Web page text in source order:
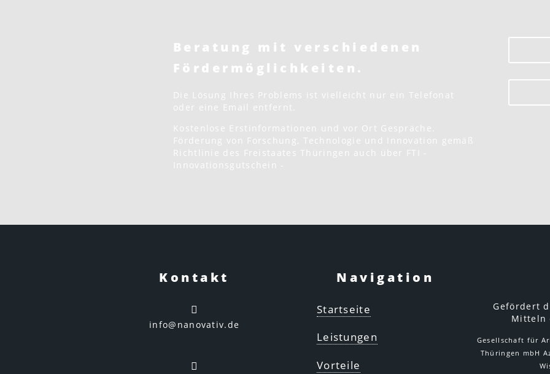
Beratung mit verschiedenen
Fördermöglichkeiten.
Die Lösung Ihres Problems ist vielleicht nur ein Telefonat
oder eine Email entfernt.
Kostenlose Erstinformationen und vor Ort Gespräche.
Förderung von Forschung, Technologie und Innovation gemäß
Richtlinie des Freistaates Thüringen auch über FTI -
Innovationsgutschein -
Kontakt
info@nanovativ.de
Navigation
Startseite
Leistungen
Vorteile
Gefördert
Mitteln
Gesellschaft für
Thüringen mbH